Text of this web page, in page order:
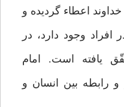
اعطاء گرديده و
افراد وجود دارد، در
يافته است. امام
رابطه بين انسان و